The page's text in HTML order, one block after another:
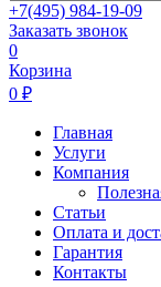
+7(495) 984-19-09
Заказать звонок
0
Корзина
0 ₽
Главная
Услуги
Компания
Статьи
Оплата и
Гарантия
Контакты